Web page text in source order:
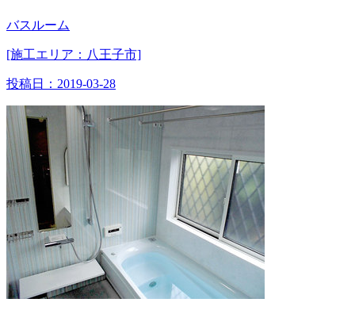
バスルーム
[施工エリア：八王子市]
投稿日： 2019-03-28